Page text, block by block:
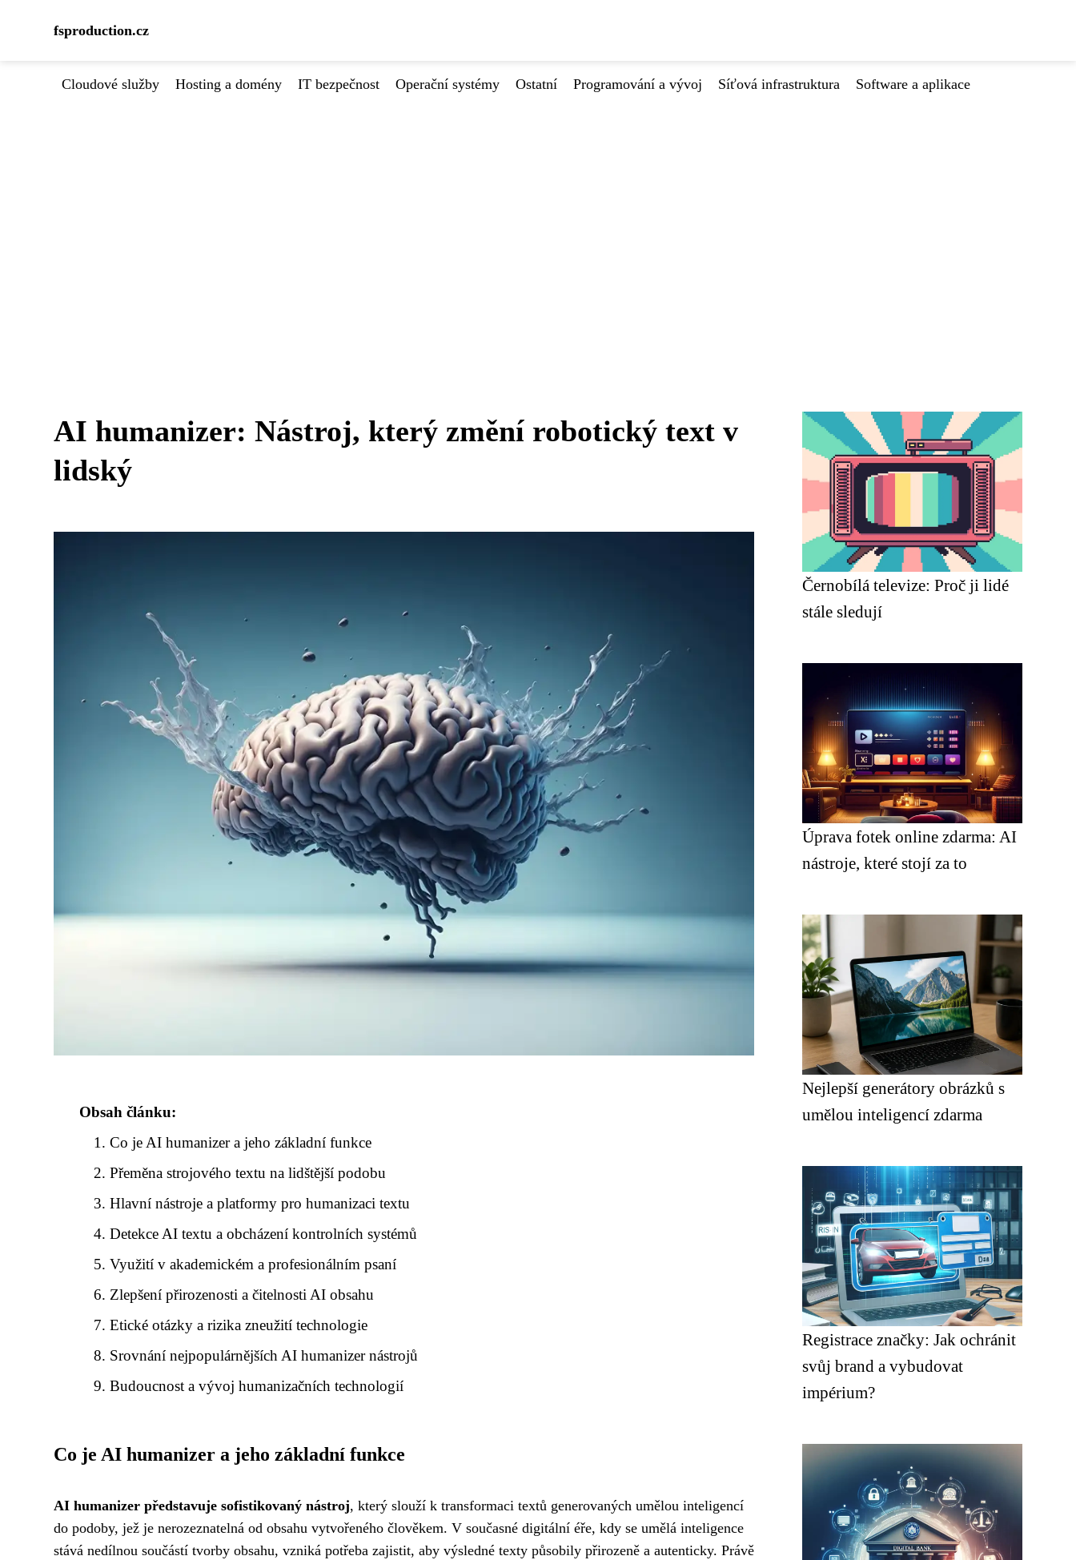
fsproduction.cz
Cloudové služby Hosting a domény IT bezpečnost Operační systémy Ostatní Programování a vývoj Síťová infrastruktura Software a aplikace
AI humanizer: Nástroj, který změní robotický text v
lidský
Obsah článku:
Co je AI humanizer a jeho základní funkce
Přeměna strojového textu na lidštější podobu
Hlavní nástroje a platformy pro humanizaci textu
Detekce AI textu a obcházení kontrolních systémů
Využití v akademickém a profesionálním psaní
Zlepšení přirozenosti a čitelnosti AI obsahu
Etické otázky a rizika zneužití technologie
Srovnání nejpopulárnějších AI humanizer nástrojů
Budoucnost a vývoj humanizačních technologií
Co je AI humanizer a jeho základní funkce
AI humanizer představuje sofistikovaný nástroj, který slouží k transformaci textů generovaných umělou inteligencí
do podoby, jež je nerozeznatelná od obsahu vytvořeného člověkem. V současné digitální éře, kdy se umělá inteligence
stává nedílnou součástí tvorby obsahu, vzniká potřeba zajistit, aby výsledné texty působily přirozeně a autenticky. Právě
Černobílá televize: Proč ji lidé
stále sledují
Úprava fotek online zdarma: AI
nástroje, které stojí za to
Nejlepší generátory obrázků s
umělou inteligencí zdarma
Registrace značky: Jak ochránit
svůj brand a vybudovat
impérium?